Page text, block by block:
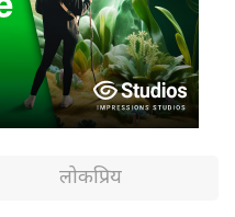
लोकप्रिय